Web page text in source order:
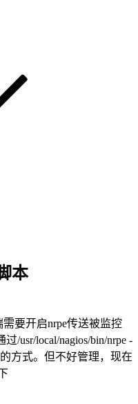
本
需要开启nrpe传送被监控
/usr/local/nagios/bin/nrpe -
的方式。但不好管理，现在